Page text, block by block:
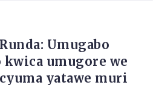
Umugabo
kwica umugore we
yatawe muri